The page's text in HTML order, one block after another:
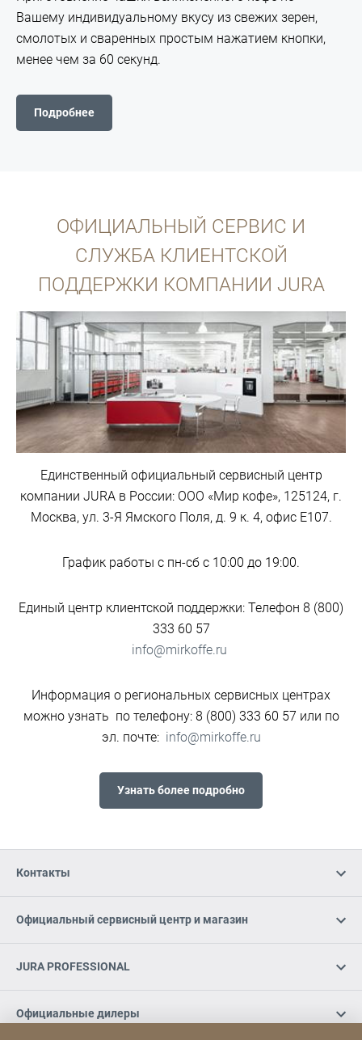
Вашему индивидуальному вкусу из свежих зерен,
смолотых и сваренных простым нажатием кнопки,
менее чем за 60 секунд.
Подробнее
ОФИЦИАЛЬНЫЙ СЕРВИС И
СЛУЖБА КЛИЕНТСКОЙ
ПОДДЕРЖКИ КОМПАНИИ JURA
Единственный официальный сервисный центр
компании JURA в России: ООО «Мир кофе», 125124, г.
Москва, ул. 3-Я Ямского Поля, д. 9 к. 4, офис Е107.
График работы с пн-сб с 10:00 до 19:00.
Единый центр клиентской поддержки: Телефон 8 (800)
333 60 57
info@mirkoffe.ru
Информация о региональных сервисных центрах
можно узнать по телефону: 8 (800) 333 60 57 или по
эл. почте: info@mirkoffe.ru
Узнать более подробно
Контакты
Официальный сервисный центр и магазин
JURA PROFESSIONAL
Официальные дилеры